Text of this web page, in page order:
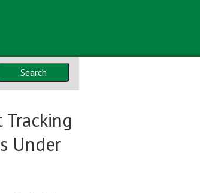
Search
Under